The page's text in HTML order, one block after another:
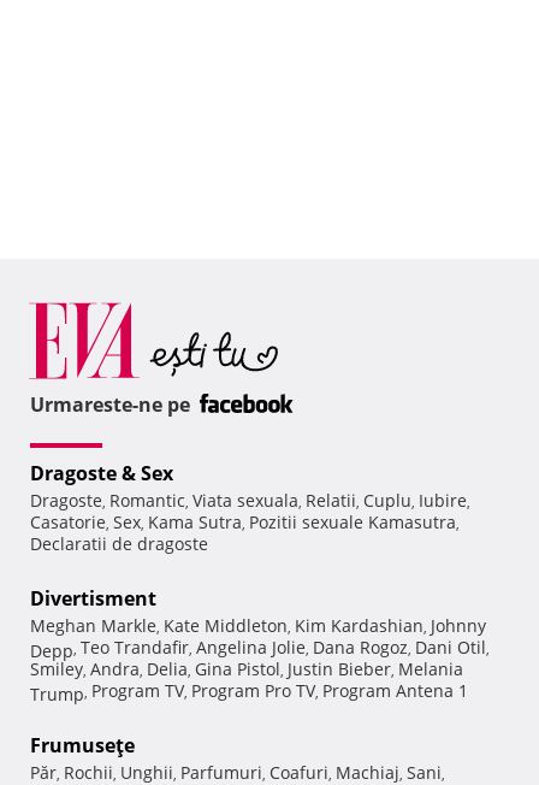
Urmareste-ne pe
Dragoste & Sex
Dragoste, Romantic, Viata sexuala, Relatii, Cuplu, Iubire,
Casatorie, Sex, Kama Sutra, Pozitii sexuale Kamasutra,
Declaratii de dragoste
Divertisment
Meghan Markle, Kate Middleton, Kim Kardashian, Johnny
Depp, Teo Trandafir, Angelina Jolie, Dana Rogoz, Dani Otil,
Smiley, Andra, Delia, Gina Pistol, Justin Bieber, Melania
Trump, Program TV, Program Pro TV, Program Antena 1
Frumuseţe
Păr, Rochii, Unghii, Parfumuri, Coafuri, Machiaj, Sani,